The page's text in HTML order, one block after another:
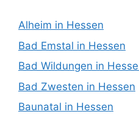
Alheim in Hessen
Bad Emstal in Hessen
Bad Wildungen in
Bad Zwesten in Hessen
Baunatal in Hessen